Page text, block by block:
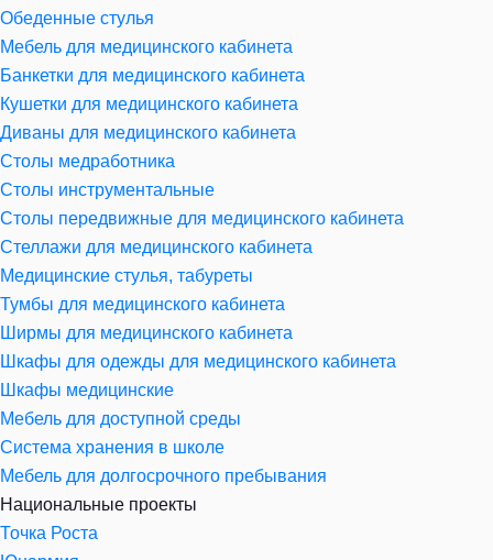
Обеденные стулья
Мебель для медицинского кабинета
Банкетки для медицинского кабинета
Кушетки для медицинского кабинета
Диваны для медицинского кабинета
Столы медработника
Столы инструментальные
Столы передвижные для медицинского кабинета
Стеллажи для медицинского кабинета
Медицинские стулья, табуреты
Тумбы для медицинского кабинета
Ширмы для медицинского кабинета
Шкафы для одежды для медицинского кабинета
Шкафы медицинские
Мебель для доступной среды
Система хранения в школе
Мебель для долгосрочного пребывания
Национальные проекты
Точка Роста